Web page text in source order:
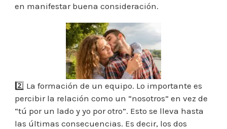
en manifestar buena consideración.
2️⃣ La formación de un equipo. Lo importante es
percibir la relación como un “nosotros” en vez de
“tú por un lado y yo por otro”. Esto se lleva hasta
las últimas consecuencias. Es decir, los dos